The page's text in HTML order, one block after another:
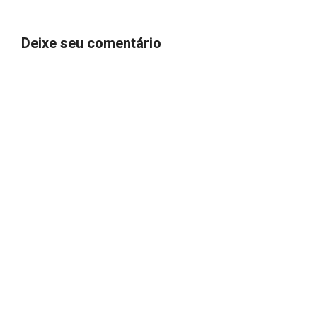
Deixe seu comentário